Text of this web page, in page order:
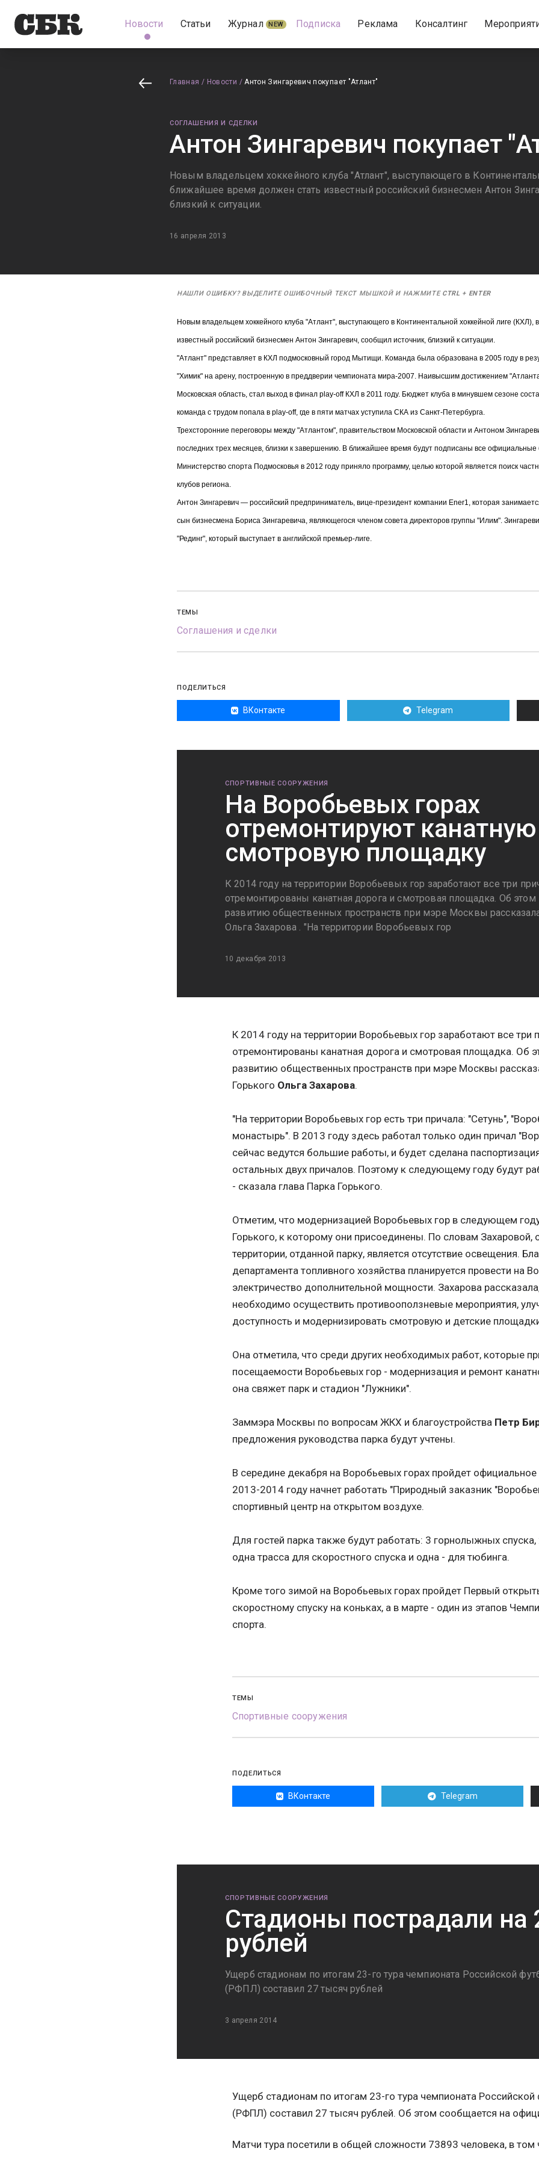
Новости Статьи Журнал NEW Подписка Реклама Консалтинг
Главная / Новости / Антон Зингаревич покупает "Атлант"
СОГЛАШЕНИЯ И СДЕЛКИ
Антон Зингаревич покупает
Новым владельцем хоккейного клуба "Атлант", выступающего в
ближайшее время должен стать известный российский бизнесмен Антон
близкий к ситуации.
16 апреля 2013
НАШЛИ ОШИБКУ? ВЫДЕЛИТЕ ОШИБОЧНЫЙ ТЕКСТ МЫШКОЙ И НАЖМИТЕ CTRL + ENTER
Новым владельцем хоккейного клуба "Атлант", выступающего в Континентальной хоккейной лиге
известный российский бизнесмен Антон Зингаревич, сообщил источник, близкий к ситуации.
"Атлант" представляет в КХЛ подмосковный город Мытищи. Команда была образована в 2005 году в
"Химик" на арену, построенную в преддверии чемпионата мира-2007. Наивысшим достижением
Московская область, стал выход в финал play-off КХЛ в 2011 году. Бюджет клуба в минувшем сезоне
команда с трудом попала в play-off, где в пяти матчах уступила СКА из Санкт-Петербурга.
Трехсторонние переговоры между "Атлантом", правительством Московской области и Антоном
последних трех месяцев, близки к завершению. В ближайшее время будут подписаны все официальные
Министерство спорта Подмосковья в 2012 году приняло программу, целью которой является поиск
клубов региона.
Антон Зингаревич — российский предприниматель, вице-президент компании Ener1, которая
сын бизнесмена Бориса Зингаревича, являющегося членом совета директоров группы "Илим".
"Рединг", который выступает в английской премьер-лиге.
ТЕМЫ
Соглашения и сделки
ПОДЕЛИТЬСЯ
ВКонтакте Telegram
СПОРТИВНЫЕ СООРУЖЕНИЯ
На Воробьевых горах
отремонтируют канатную
смотровую площадку
К 2014 году на территории Воробьевых гор заработают все три
отремонтированы канатная дорога и смотровая площадка. Об этом
развитию общественных пространств при мэре Москвы
Ольга Захарова . "На территории Воробьевых гор
10 декабря 2013
К 2014 году на территории Воробьевых гор заработают все три
отремонтированы канатная дорога и смотровая площадка. Об
развитию общественных пространств при мэре Москвы
Горького Ольга Захарова.
"На территории Воробьевых гор есть три причала: "Сетунь",
монастырь". В 2013 году здесь работал только один причал
сейчас ведутся большие работы, и будет сделана
остальных двух причалов. Поэтому к следующему году будут
- сказала глава Парка Горького.
Отметим, что модернизацией Воробьевых гор в следующем
Горького, к которому они присоединены. По словам Захаровой,
территории, отданной парку, является отсутствие освещения.
департамента топливного хозяйства планируется провести на
электричество дополнительной мощности. Захарова
необходимо осуществить противооползневые мероприятия,
доступность и модернизировать смотровую и детские
Она отметила, что среди других необходимых работ, которые
посещаемости Воробьевых гор - модернизация и ремонт
она свяжет парк и стадион "Лужники".
Заммэра Москвы по вопросам ЖКХ и благоустройства Петр
предложения руководства парка будут учтены.
В середине декабря на Воробьевых горах пройдет
2013-2014 году начнет работать "Природный заказник
спортивный центр на открытом воздухе.
Для гостей парка также будут работать: 3 горнолыжных
одна трасса для скоростного спуска и одна - для тюбинга.
Кроме того зимой на Воробьевых горах пройдет Первый
скоростному спуску на коньках, а в марте - один из этапов
спорта.
ТЕМЫ
Спортивные сооружения
ПОДЕЛИТЬСЯ
ВКонтакте Telegram
СПОРТИВНЫЕ СООРУЖЕНИЯ
Стадионы пострадали на
рублей
Ущерб стадионам по итогам 23-го тура чемпионата Российской
(РФПЛ) составил 27 тысяч рублей
3 апреля 2014
Ущерб стадионам по итогам 23-го тура чемпионата Российской
(РФПЛ) составил 27 тысяч рублей. Об этом сообщается на
Матчи тура посетили в общей сложности 73893 человека, в